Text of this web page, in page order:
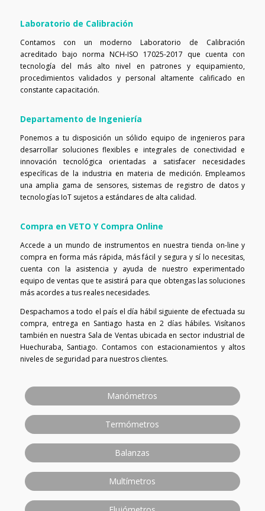
Laboratorio de Calibración
Contamos con un moderno Laboratorio de Calibración
acreditado bajo norma NCH-ISO 17025-2017 que cuenta con
tecnología del más alto nivel en patrones y equipamiento,
procedimientos validados y personal altamente calificado en
constante capacitación.
Departamento de Ingeniería
Ponemos a tu disposición un sólido equipo de ingenieros para
desarrollar soluciones flexibles e integrales de conectividad e
innovación tecnológica orientadas a satisfacer necesidades
específicas de la industria en materia de medición. Empleamos
una amplia gama de sensores, sistemas de registro de datos y
tecnologías IoT sujetos a estándares de alta calidad.
Compra en VETO Y Compra Online
Accede a un mundo de instrumentos en nuestra tienda on-line y
compra en forma más rápida, más fácil y segura y sí lo necesitas,
cuenta con la asistencia y ayuda de nuestro experimentado
equipo de ventas que te asistirá para que obtengas las soluciones
más acordes a tus reales necesidades.
Despachamos a todo el país el día hábil siguiente de efectuada su
compra, entrega en Santiago hasta en 2 días hábiles. Visítanos
también en nuestra Sala de Ventas ubicada en sector industrial de
Huechuraba, Santiago. Contamos con estacionamientos y altos
niveles de seguridad para nuestros clientes.
Manómetros
Termómetros
Balanzas
Multímetros